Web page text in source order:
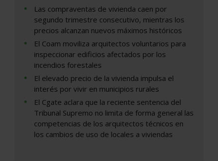
Las compraventas de vivienda caen por
segundo trimestre consecutivo, mientras los
precios alcanzan nuevos máximos históricos
El Coam moviliza arquitectos voluntarios para
inspeccionar edificios afectados por los
incendios forestales
El elevado precio de la vivienda impulsa el
interés por vivir en municipios rurales
El Cgate aclara que la reciente sentencia del
Tribunal Supremo no limita de forma general las
competencias de los arquitectos técnicos en
los cambios de uso de locales a viviendas